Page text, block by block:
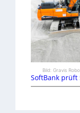
Bild: Gravis
SoftBank prüft